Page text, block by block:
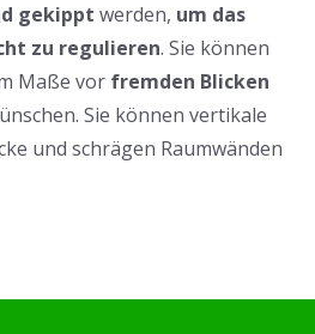
gekippt werden, um das
zu regulieren. Sie können
Maße vor fremden Blicken
Sie können vertikale
und schrägen Raumwänden